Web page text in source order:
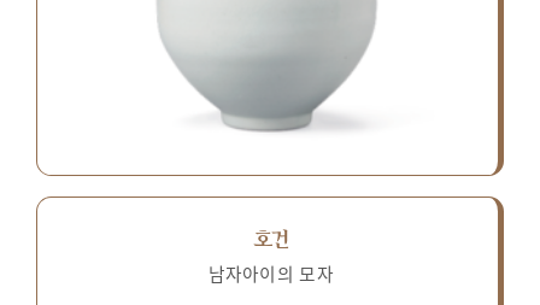
호건
남자아이의 모자